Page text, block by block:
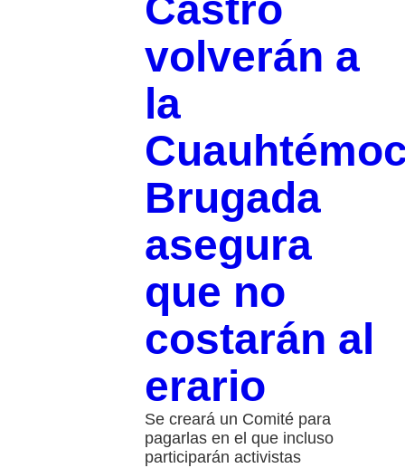
Castro
volverán a
la
Brugada
asegura
que no
costarán al
erario
Se creará un Comité para
pagarlas en el que incluso
participarán activistas